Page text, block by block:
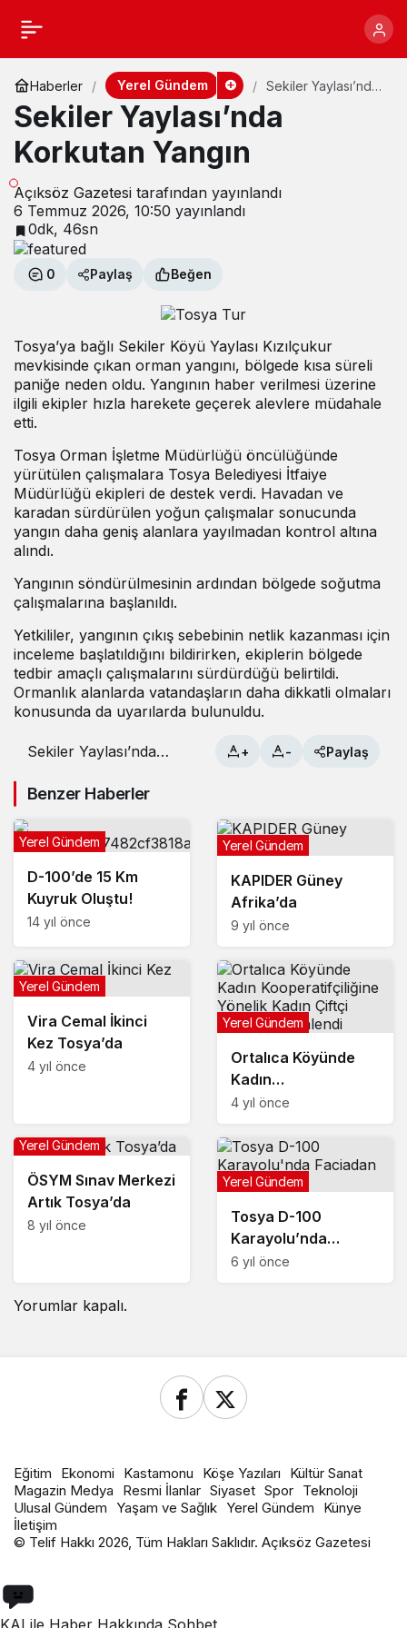
Haberler Yerel Gündem
Sekiler Yaylası’nda
Sekiler Yaylası’nda
Korkutan Yangın
Açıksöz Gazetesi tarafından yayınlandı
6 Temmuz 2026, 10:50 yayınlandı
0dk, 46sn
0 Paylaş Beğen
Tosya’ya bağlı Sekiler Köyü Yaylası Kızılçukur
mevkisinde çıkan orman yangını, bölgede kısa süreli
paniğe neden oldu. Yangının haber verilmesi üzerine
ilgili ekipler hızla harekete geçerek alevlere müdahale
etti.
Tosya Orman İşletme Müdürlüğü öncülüğünde
yürütülen çalışmalara Tosya Belediyesi İtfaiye
Müdürlüğü ekipleri de destek verdi. Havadan ve
karadan sürdürülen yoğun çalışmalar sonucunda
yangın daha geniş alanlara yayılmadan kontrol altına
alındı.
Yangının söndürülmesinin ardından bölgede soğutma
çalışmalarına başlanıldı.
Yetkililer, yangının çıkış sebebinin netlik kazanması için
inceleme başlatıldığını bildirirken, ekiplerin bölgede
tedbir amaçlı çalışmalarını sürdürdüğü belirtildi.
Ormanlık alanlarda vatandaşların daha dikkatli olmaları
konusunda da uyarılarda bulunuldu.
Sekiler Yaylası’nda
+ - Paylaş
Benzer Haberler
D-100’de 15 Km
Kuyruk Oluştu!
Yerel Gündem
14 yıl önce
KAPIDER Güney
Afrika’da
Yerel Gündem
9 yıl önce
Vira Cemal İkinci
Kez Tosya’da
Yerel Gündem
4 yıl önce
Ortalıca Köyünde
Kadın
Kooperatifçiliğine
Eğitimi Düzenlendi
Yerel Gündem
4 yıl önce
ÖSYM Sınav Merkezi
Artık Tosya’da
Yerel Gündem
8 yıl önce
Tosya D-100
Karayolu’nda
Faciadan Dönüldü
Yerel Gündem
6 yıl önce
Yorumlar kapalı.
Eğitim Ekonomi Kastamonu Köşe Yazıları
Kültür Sanat
Magazin Medya
Resmi İlanlar Siyaset Spor Teknoloji
Ulusal Gündem
Yaşam ve Sağlık Yerel Gündem
Künye
İletişim
© Telif Hakkı 2026, Tüm Hakları Saklıdır. Açıksöz Gazetesi